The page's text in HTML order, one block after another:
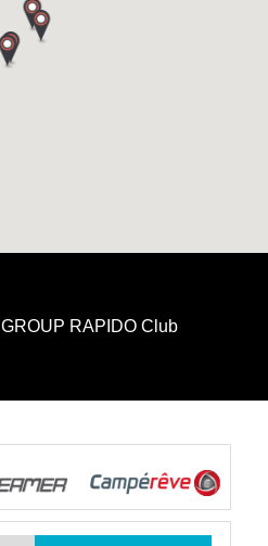
GROUP RAPIDO Club